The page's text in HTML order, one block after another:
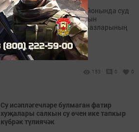
Шәһәрнең Авиатөзелеш районында суд
приставлары сәүдә ноктасын
мөһерләде, анда касса җиһазларының
булмавы ачыкланды.
153 0 0
Су исәпләгечләре булмаган фатир
хуҗалары салкын су өчен ике тапкыр
күбрәк түлиячәк